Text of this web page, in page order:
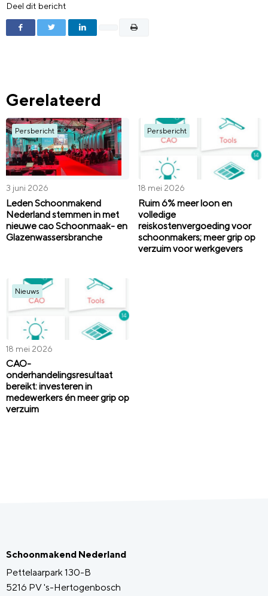
Deel dit bericht
Gerelateerd
Persbericht
3 juni 2026
Leden Schoonmakend
Nederland stemmen in met
nieuwe cao Schoonmaak- en
Glazenwassersbranche
Persbericht
18 mei 2026
Ruim 6% meer loon en
volledige
reiskostenvergoeding voor
schoonmakers; meer grip op
verzuim voor werkgevers
Nieuws
18 mei 2026
CAO-
onderhandelingsresultaat
bereikt: investeren in
medewerkers én meer grip op
verzuim
Schoonmakend Nederland
Pettelaarpark 130-B
5216 PV 's-Hertogenbosch